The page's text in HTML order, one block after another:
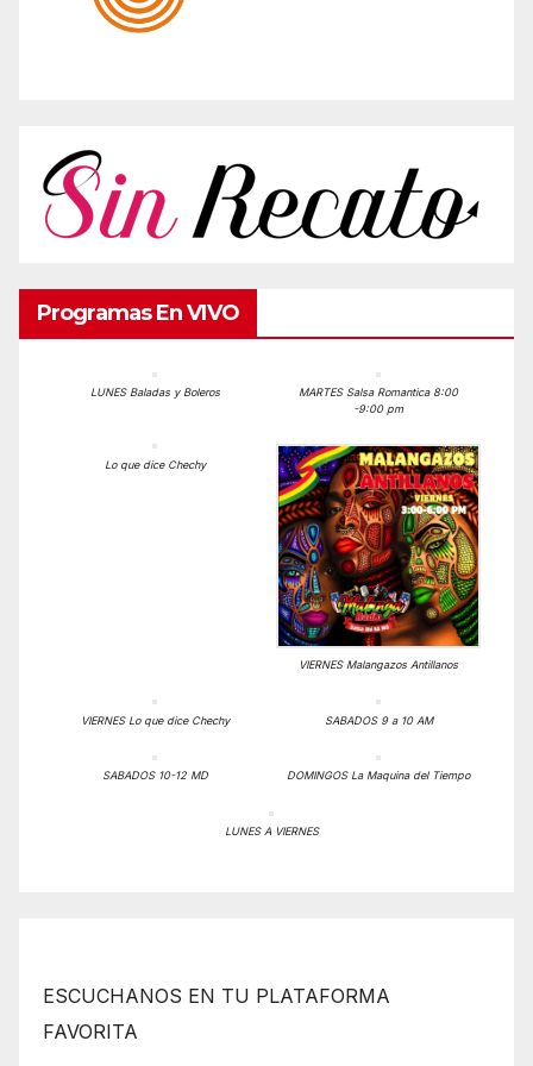
Programas En VIVO
LUNES Baladas y Boleros
MARTES Salsa Romantica 8:00
-9:00 pm
Lo que dice Chechy
VIERNES Malangazos Antillanos
VIERNES Lo que dice Chechy SABADOS 9 a 10 AM
SABADOS 10-12 MD DOMINGOS La Maquina del Tiempo
LUNES A VIERNES
ESCUCHANOS EN TU PLATAFORMA
FAVORITA